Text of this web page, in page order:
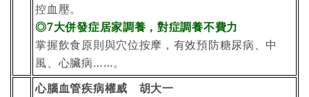
控血壓。
◎7大併發症居家調養，對症調養不費力
掌握飲食原則與穴位按摩，有效預防糖尿病、中
風、心臟病……。
心腦血管疾病權威 胡大一